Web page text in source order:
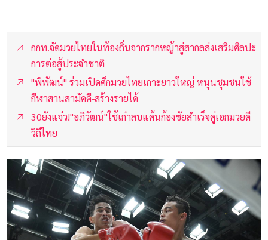
กกท.จัดมวยไทยในท้องถิ่นจากรากหญ้าสู่สากลส่งเสริมศิลปะ
การต่อสู้ประจำชาติ
"พิพัฒน์" ร่วมเปิดศึกมวยไทยเกาะยาวใหญ่ หนุนชุมชนใช้
กีฬาสานสามัคคี-สร้างรายได้
30ยังแจ๋ว!"อภิวัฒน์"ใช้เก๋าลบแค้นก้องชัยสำเร็จคู่เอกมวยดี
วิถีไทย